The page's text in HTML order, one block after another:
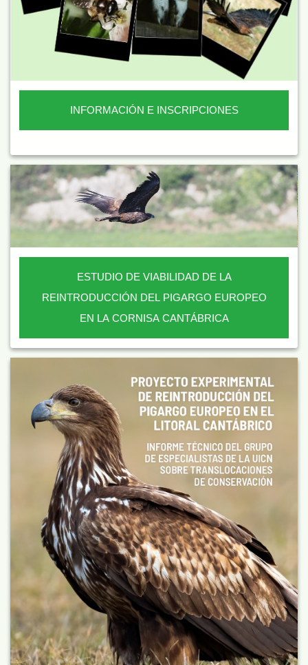
INFORMACIÓN E INSCRIPCIONES
ESTUDIO DE VIABILIDAD DE LA
REINTRODUCCIÓN DEL PIGARGO EUROPEO
EN LA CORNISA CANTÁBRICA